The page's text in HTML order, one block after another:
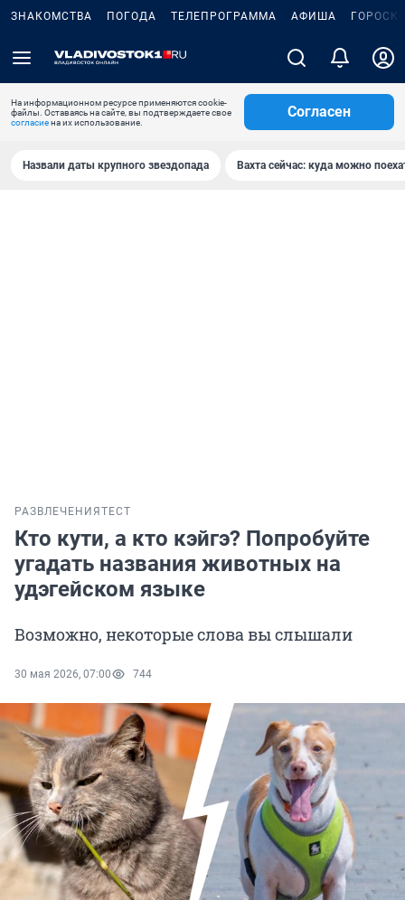
ЗНАКОМСТВА ПОГОДА ТЕЛЕПРОГРАММА АФИША
На информационном ресурсе применяются cookie-
файлы. Оставаясь на сайте, вы подтверждаете свое
согласиена их использование.
Согласен
Назвали даты крупного звездопада Вахта сейчас: куда можно
РАЗВЛЕЧЕНИЯ ТЕСТ
Кто кути, а кто кэйгэ? Попробуйте
угадать названия животных на
удэгейском языке
Возможно, некоторые слова вы слышали
30 мая 2026, 07:00 744